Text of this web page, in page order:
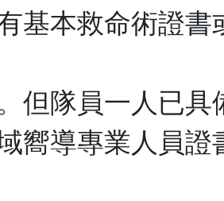
基本救命術證書
但隊員一人已具
嚮導專業人員證